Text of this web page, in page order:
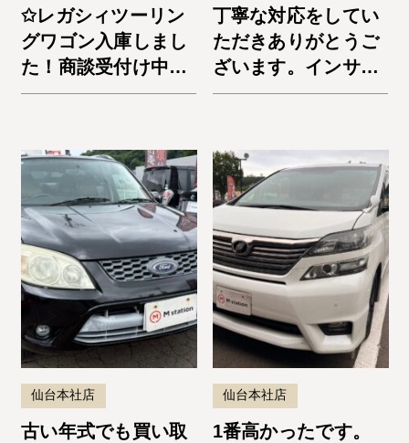
✩レガシィツーリン
グワゴン入庫しまし
た！商談受付け中で
す✩
丁寧な対応をしてい
ただきありがとうご
ざいます。インサイ
ト
仙台本社店
古い年式でも買い取
仙台本社店
1番高かったです。